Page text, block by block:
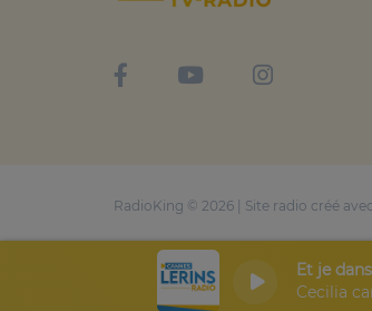
Et je
Cecilia
RadioKing © 2026 | Site radio créé avec